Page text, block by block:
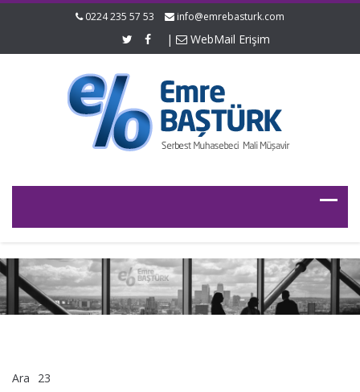
0224 235 57 53 info@emrebasturk.com
| WebMail Erişim
Ara 23